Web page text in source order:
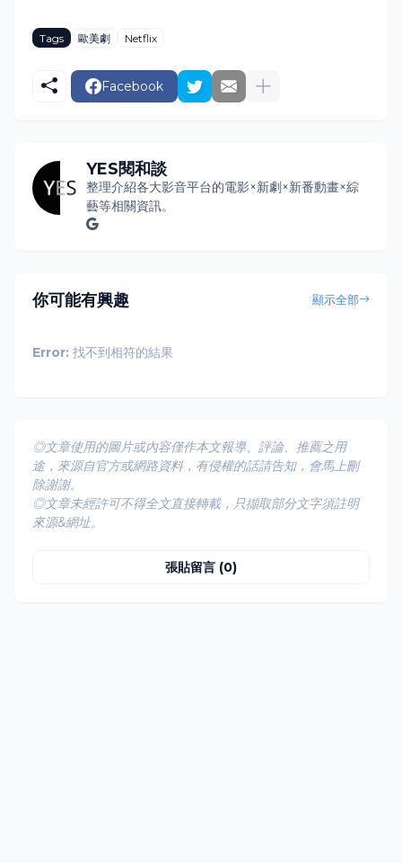
Tags 歐美劇 Netflix
Facebook
YES閱和談
整理介紹各大影音平台的電影×新劇×新番動畫×綜
藝等相關資訊。
你可能有興趣 顯示全部
Error: 找不到相符的結果
◎文章使用的圖片或內容僅作本文報導、評論、推薦之用
途，來源自官方或網路資料，有侵權的話請告知，會馬上刪
除謝謝。
◎文章未經許可不得全文直接轉載，只擷取部分文字須註明
來源&網址。
張貼留言 (0)